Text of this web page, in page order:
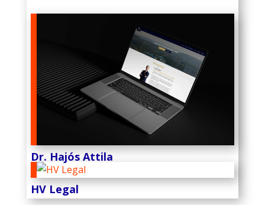
Dr. Hajós Attila
HV Legal